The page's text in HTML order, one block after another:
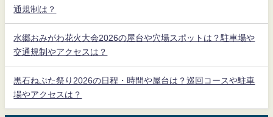
通規制は？
水郷おみがわ花火大会2026の屋台や穴場スポットは？駐車場や
交通規制やアクセスは？
黒石ねぷた祭り2026の日程・時間や屋台は？巡回コースや駐車
場やアクセスは？